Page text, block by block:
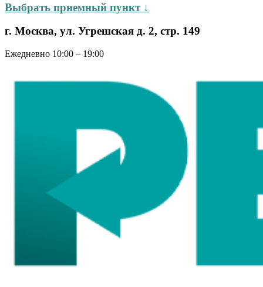
Выбрать приемный пункт ↓
г. Москва, ул. Угрешская д. 2, стр. 149
Ежедневно 10:00 – 19:00